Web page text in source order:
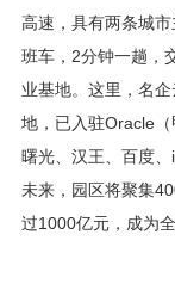
高速，具有两条城
班车，2分钟一趟
业基地。这里，名
地，已入驻Oracle
曙光、汉王、百度、
未来，园区将聚集
过1000亿元，成为